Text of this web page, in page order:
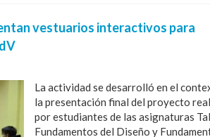
vestuarios interactivos para
La actividad se desarrolló en el
la presentación final del proyecto
por estudiantes de las asignaturas
Fundamentos del Diseño y